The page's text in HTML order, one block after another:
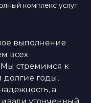
комплекс услуг
выполнение
всех
Мы стремимся к
долгие годы,
а